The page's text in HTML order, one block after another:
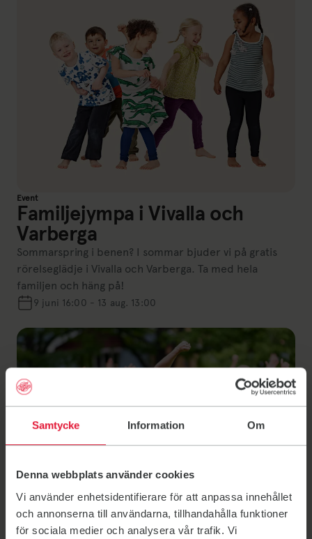
Samtycke Information Om
Denna webbplats använder cookies
Vi använder enhetsidentifierare för att anpassa innehållet
och annonserna till användarna, tillhandahålla funktioner
för sociala medier och analysera vår trafik. Vi
Event
Familjejympa i Vivalla och
Varberga
Sommarspring i benen? I sommar bjuder vi på gratis
rörelseglädje i Vivalla och Varberga. Ta med hela
familjen och häng på!
9 juni 16:00 - 13 aug. 13:00